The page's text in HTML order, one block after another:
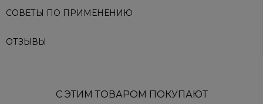
СОВЕТЫ ПО ПРИМЕНЕНИЮ
ОТЗЫВЫ
С ЭТИМ ТОВАРОМ ПОКУПАЮТ